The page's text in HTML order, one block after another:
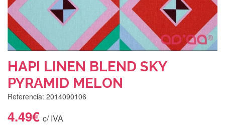
HAPI LINEN BLEND SKY
PYRAMID MELON
Referencia: 2014090106
4.49€ c/ IVA